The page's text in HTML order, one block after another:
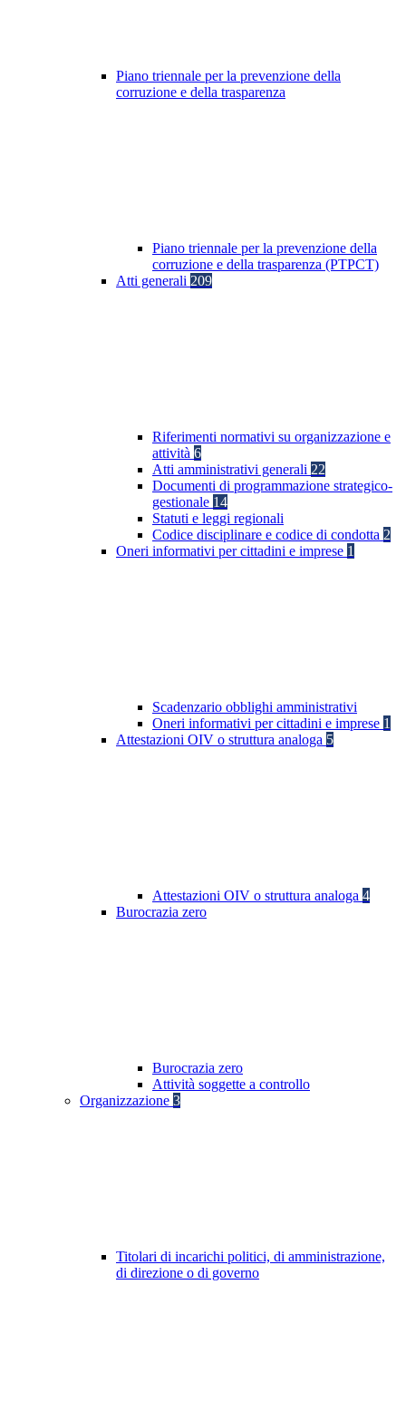
Piano triennale per la prevenzione della
corruzione e della trasparenza
Piano triennale per la prevenzione della
corruzione e della trasparenza (PTPCT)
Atti generali 209
Riferimenti normativi su organizzazione e
attività 6
Atti amministrativi generali 22
Documenti di programmazione strategico-
gestionale 14
Statuti e leggi regionali
Codice disciplinare e codice di condotta 2
Oneri informativi per cittadini e imprese 1
Scadenzario obblighi amministrativi
Oneri informativi per cittadini e imprese 1
Attestazioni OIV o struttura analoga 5
Attestazioni OIV o struttura analoga 4
Burocrazia zero
Burocrazia zero
Attività soggette a controllo
Organizzazione 3
Titolari di incarichi politici, di amministrazione,
di direzione o di governo